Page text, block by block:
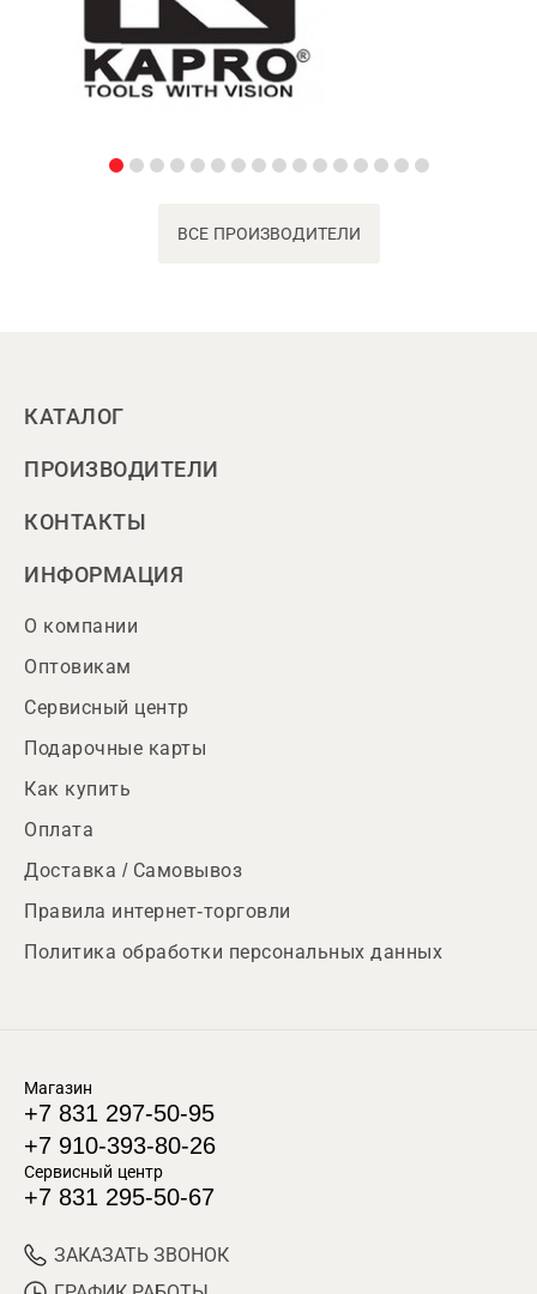
ВСЕ ПРОИЗВОДИТЕЛИ
КАТАЛОГ
ПРОИЗВОДИТЕЛИ
КОНТАКТЫ
ИНФОРМАЦИЯ
О компании
Оптовикам
Сервисный центр
Подарочные карты
Как купить
Оплата
Доставка / Самовывоз
Правила интернет-торговли
Политика обработки персональных данных
Магазин
+7 831 297-50-95
+7 910-393-80-26
Сервисный центр
+7 831 295-50-67
ЗАКАЗАТЬ ЗВОНОК